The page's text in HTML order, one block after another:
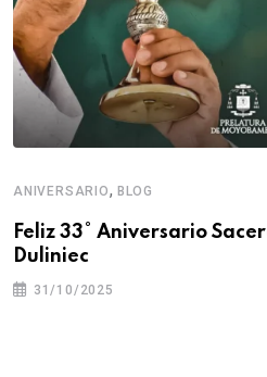
ANIVERSARIO, BLOG
Feliz 33° Aniversario
Duliniec
31/10/2025